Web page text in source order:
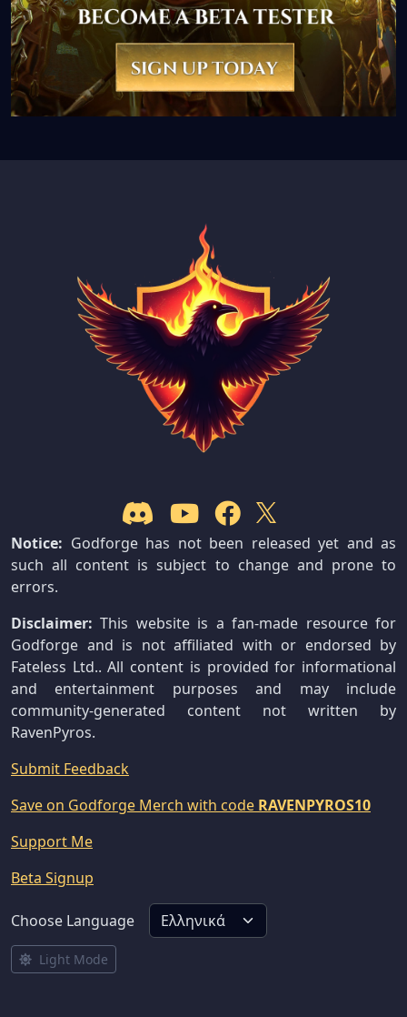
Notice: Godforge has not been released yet and as
such all content is subject to change and prone to
errors.
Disclaimer: This website is a fan-made resource for
Godforge and is not affiliated with or endorsed by
Fateless Ltd.. All content is provided for informational
and entertainment purposes and may include
community-generated content not written by
RavenPyros.
Submit Feedback
Save on Godforge Merch with code RAVENPYROS10
Support Me
Beta Signup
Choose Language
Light Mode